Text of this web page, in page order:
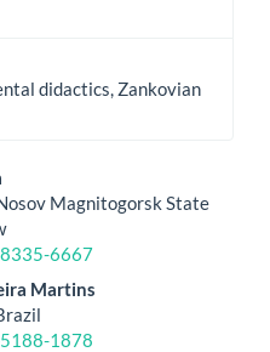
didactics, Zankovian
Magnitogorsk State
6667
Martins
1878